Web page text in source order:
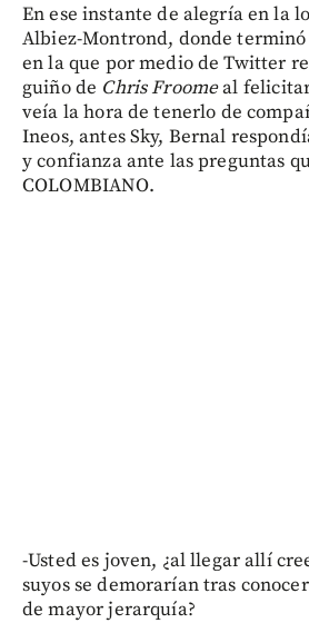
En ese instante de alegría en la
Albiez-Montrond, donde
en la que por medio de Twitter
guiño de Chris Froomeal
veía la hora de tenerlo de
Ineos, antes Sky, Bernal
y confianza ante las preguntas
COLOMBIANO.
-Usted es joven, ¿al llegar allí
suyos se demorarían tras
de mayor jerarquía?